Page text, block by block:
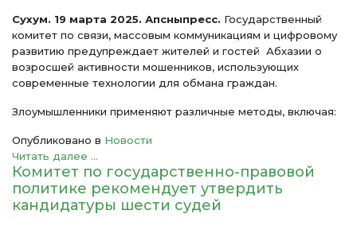
Сухум. 19 марта 2025. Апсныпресс. Государственный
комитет по связи, массовым коммуникациям и цифровому
развитию предупреждает жителей и гостей Абхазии о
возросшей активности мошенников, использующих
современные технологии для обмана граждан.
Злоумышленники применяют различные методы, включая:
Опубликовано в Новости
Читать далее ...
Комитет по государственно-правовой
политике рекомендует утвердить
кандидатуры шести судей